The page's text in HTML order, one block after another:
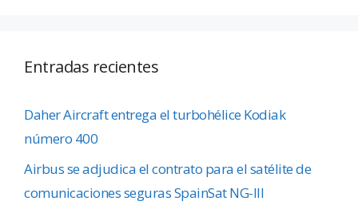
Entradas recientes
Daher Aircraft entrega el turbohélice Kodiak
número 400
Airbus se adjudica el contrato para el satélite de
comunicaciones seguras SpainSat NG-III